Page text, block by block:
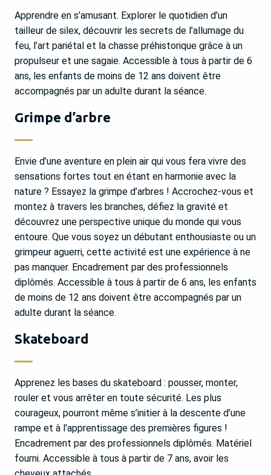
Apprendre en s’amusant. Explorer le quotidien d’un
tailleur de silex, découvrir les secrets de l’allumage du
feu, l’art pariétal et la chasse préhistorique grâce à un
propulseur et une sagaie. Accessible à tous à partir de 6
ans, les enfants de moins de 12 ans doivent être
accompagnés par un adulte durant la séance.
Grimpe d’arbre
Envie d’une aventure en plein air qui vous fera vivre des
sensations fortes tout en étant en harmonie avec la
nature ? Essayez la grimpe d’arbres ! Accrochez-vous et
montez à travers les branches, défiez la gravité et
découvrez une perspective unique du monde qui vous
entoure. Que vous soyez un débutant enthousiaste ou un
grimpeur aguerri, cette activité est une expérience à ne
pas manquer. Encadrement par des professionnels
diplômés. Accessible à tous à partir de 6 ans, les enfants
de moins de 12 ans doivent être accompagnés par un
adulte durant la séance.
Skateboard
Apprenez les bases du skateboard : pousser, monter,
rouler et vous arrêter en toute sécurité. Les plus
courageux, pourront même s’initier à la descente d’une
rampe et à l’apprentissage des premières figures !
Encadrement par des professionnels diplômés. Matériel
fourni. Accessible à tous à partir de 7 ans, avoir les